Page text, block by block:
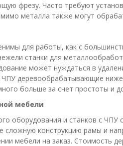
фрезу. Часто требуют
металла также могут
для работы, как с
станки для
может нуждаться в
деревообрабатывающие
больше за счет простоты и
мебели
оборудования и станков с
сложную конструкцию рамы и
мебели на заказ.